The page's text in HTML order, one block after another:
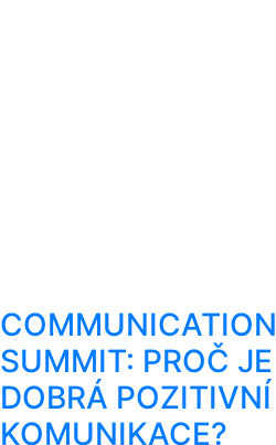
COMMUNICATION
SUMMIT: PROČ JE
DOBRÁ POZITIVNÍ
KOMUNIKACE?